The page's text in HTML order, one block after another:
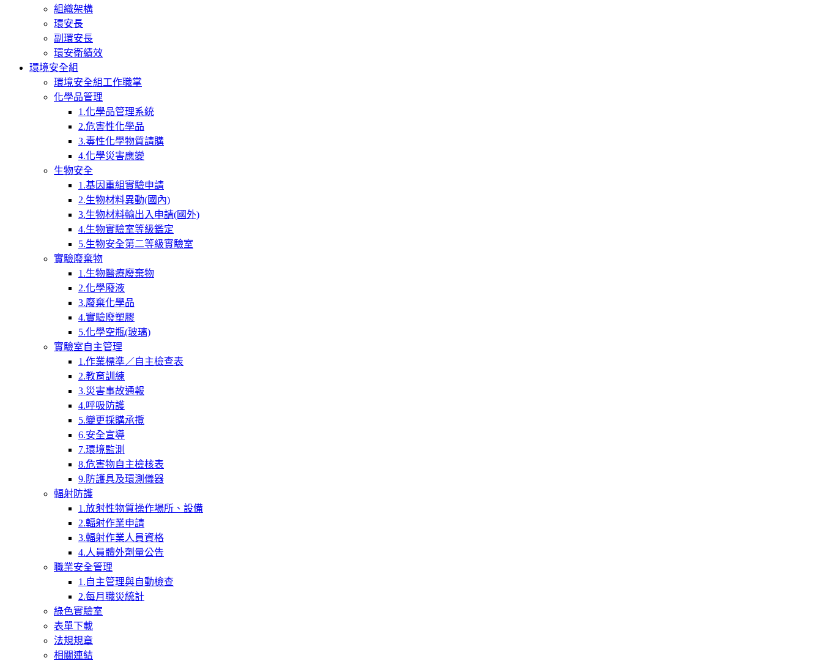
組織架構
環安長
副環安長
環安衛績效
環境安全組
環境安全組工作職掌
化學品管理
1.化學品管理系統
2.危害性化學品
3.毒性化學物質請購
4.化學災害應變
生物安全
1.基因重組實驗申請
2.生物材料異動(國內)
3.生物材料輸出入申請(國外)
4.生物實驗室等級鑑定
5.生物安全第二等級實驗室
實驗廢棄物
1.生物醫療廢棄物
2.化學廢液
3.廢棄化學品
4.實驗廢塑膠
5.化學空瓶(玻璃)
實驗室自主管理
1.作業標準／自主檢查表
2.教育訓練
3.災害事故通報
4.呼吸防護
5.變更採購承攬
6.安全宣導
7.環境監測
8.危害物自主檢核表
9.防護具及環測儀器
輻射防護
1.放射性物質操作場所、設備
2.輻射作業申請
3.輻射作業人員資格
4.人員體外劑量公告
職業安全管理
1.自主管理與自動檢查
2.每月職災統計
綠色實驗室
表單下載
法規規章
相關連結